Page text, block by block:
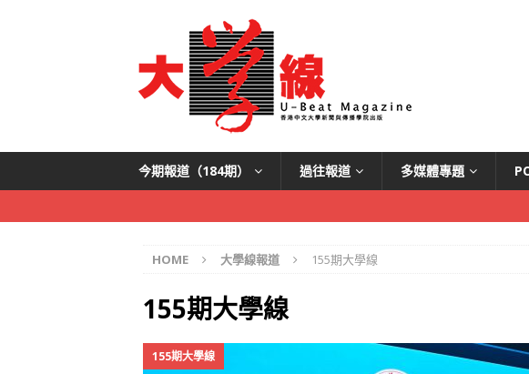
今期報道（184期） 過往報道 多媒體專題
HOME 大學線報道 155期大學線
155期大學線
155期大學線